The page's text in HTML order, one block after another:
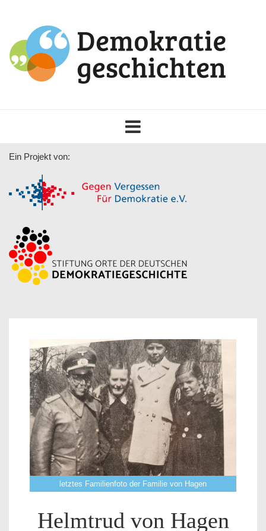
navigation
Ein Projekt von:
letztes Familienfoto der Familie von Hagen
Helmtrud von Hagen